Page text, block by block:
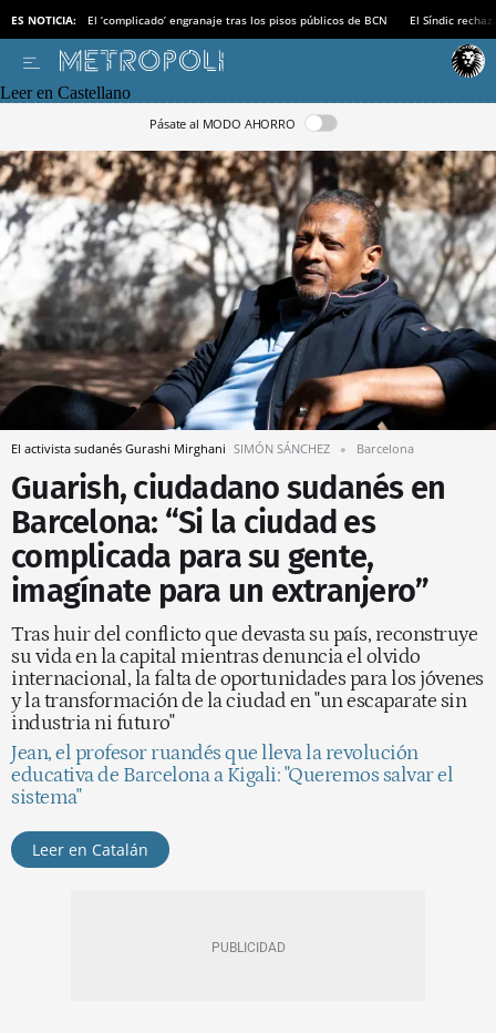
ES NOTICIA: El ‘complicado’ engranaje tras los pisos públicos de BCN El Síndic
Leer en Castellano
Pásate al MODO AHORRO
El activista sudanés Gurashi Mirghani SIMÓN SÁNCHEZ Barcelona
Guarish, ciudadano sudanés en
Barcelona: “Si la ciudad es
complicada para su gente,
imagínate para un extranjero”
Tras huir del conflicto que devasta su país, reconstruye
su vida en la capital mientras denuncia el olvido
internacional, la falta de oportunidades para los jóvenes
y la transformación de la ciudad en "un escaparate sin
industria ni futuro"
Jean, el profesor ruandés que lleva la revolución
educativa de Barcelona a Kigali: "Queremos salvar el
sistema"
Leer en Catalán